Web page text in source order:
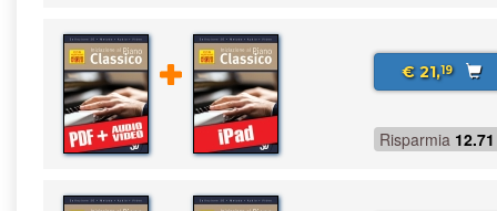
€ 21,19
Risparmia 12.71